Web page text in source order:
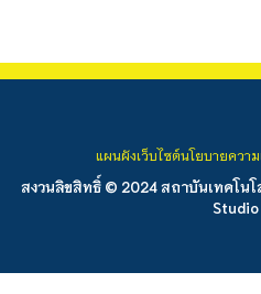
สงวนลิขสิทธิ์ © 2024 สถาบันเทคโนโ
Studio
แผนผังเว็บไซต์นโยบายควา